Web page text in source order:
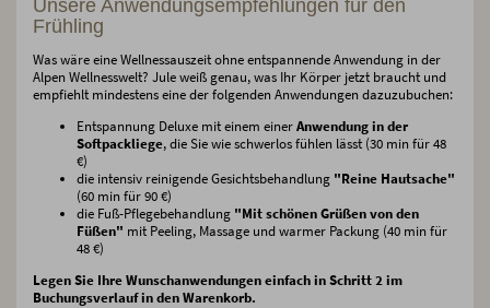
Unsere Anwendungsempfehlungen für den
Frühling
Was wäre eine Wellnessauszeit ohne entspannende Anwendung in der
Alpen Wellnesswelt? Jule weiß genau, was Ihr Körper jetzt braucht und
empfiehlt mindestens eine der folgenden Anwendungen dazuzubuchen:
Entspannung Deluxe mit einem einerAnwendung in der
Softpackliege, die Sie wie schwerlos fühlen lässt (30 min für 48
€)
die intensiv reinigende Gesichtsbehandlung "Reine Hautsache"
(60 min für 90 €)
die Fuß-Pflegebehandlung "Mit schönen Grüßen von den
Füßen" mit Peeling, Massage und warmer Packung (40 min für
48 €)
Legen Sie Ihre Wunschanwendungen einfach in Schritt 2 im
Buchungsverlauf in den Warenkorb.